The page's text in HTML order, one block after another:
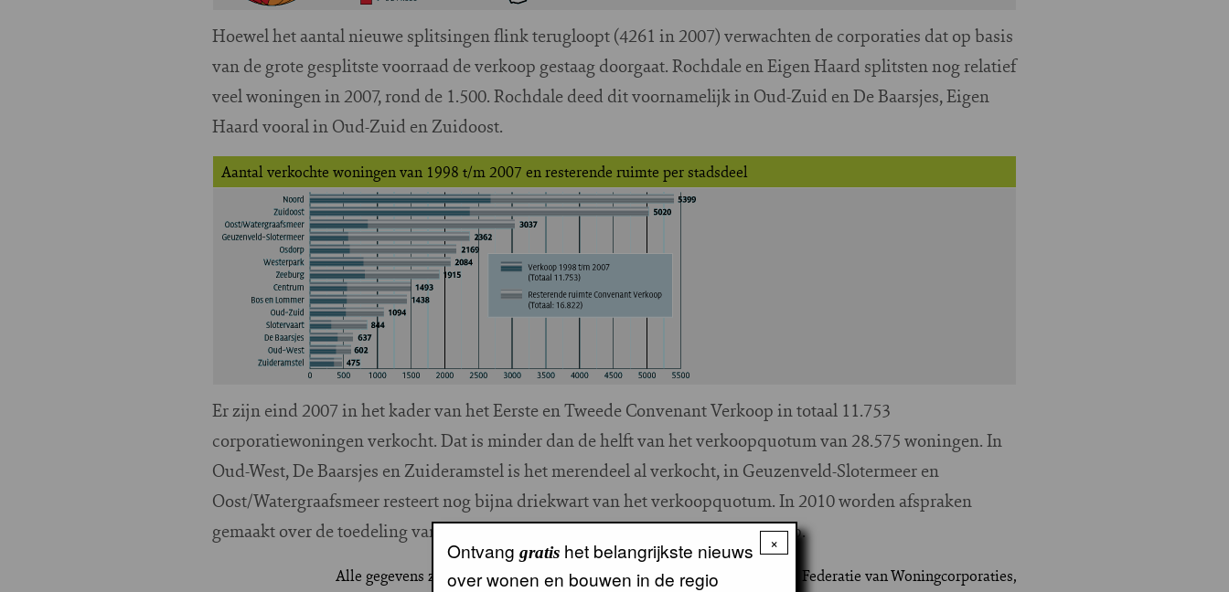
Hoewel het aantal nieuwe splitsingen flink terugloopt (4261 in 2007) verwachten de corporaties dat op basis
van de grote gesplitste voorraad de verkoop gestaag doorgaat. Rochdale en Eigen Haard splitsten nog relatief
veel woningen in 2007, rond de 1.500. Rochdale deed dit voornamelijk in Oud-Zuid en De Baarsjes, Eigen
Haard vooral in Oud-Zuid en Zuidoost.
Aantal verkochte woningen van 1998 t/m 2007 en resterende ruimte per stadsdeel
Er zijn eind 2007 in het kader van het Eerste en Tweede Convenant Verkoop in totaal 11.753
corporatiewoningen verkocht. Dat is minder dan de helft van het verkoopquotum van 28.575 woningen. In
Oud-West, De Baarsjes en Zuideramstel is het merendeel al verkocht, in Geuzenveld-Slotermeer en
Oost/Watergraafsmeer resteert nog bijna driekwart van het verkoopquotum. In 2010 worden afspraken
gemaakt over de toedeling van de extra quota uit het Derde Convenant Verkoop.
Alle gegevens zijn afkomstig uit het Jaarboek 2008 van de Amsterdamse Federatie van Woningcorporaties,
×
Ontvang gratis het belangrijkste nieuws
over wonen en bouwen in de regio